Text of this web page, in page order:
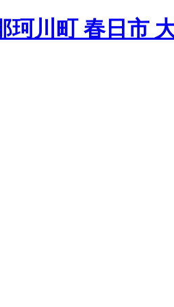
川町 春日市